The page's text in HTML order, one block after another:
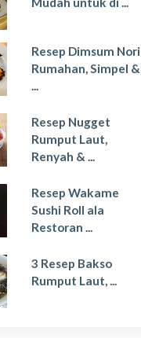
Resep Dimsum Nori
Rumahan, Simpel &
...
Resep Nugget
Rumput Laut,
Renyah & ...
Resep Wakame
Sushi Roll ala
Restoran ...
3 Resep Bakso
Rumput Laut, ...